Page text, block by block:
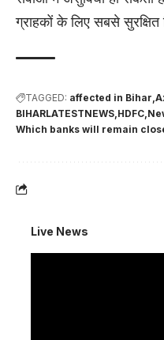
ग्राहकों के लिए सबसे सुरक्षित
TAGGED: affected in Bihar
BIHARLATESTNEWS HDFC
Which banks will remain
Live News